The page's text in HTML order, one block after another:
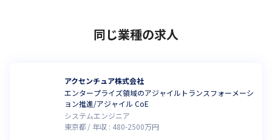
同じ業種の求人
アクセンチュア株式会社
エンタープライズ領域のアジャイルトランスフォーメーシ
ョン推進/アジャイル CoE
システムエンジニア
東京都
年収 : 480-2500万円